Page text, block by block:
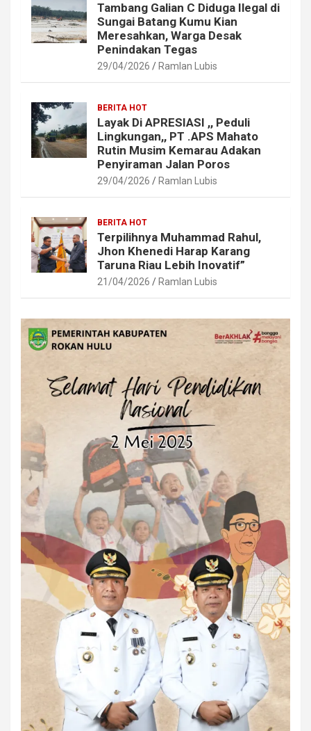
Tambang Galian C Diduga Ilegal di
Sungai Batang Kumu Kian
Meresahkan, Warga Desak
Penindakan Tegas
29/04/2026 Ramlan Lubis
BERITA HOT
Layak Di APRESIASI ,, Peduli
Lingkungan,, PT .APS Mahato
Rutin Musim Kemarau Adakan
Penyiraman Jalan Poros
29/04/2026 Ramlan Lubis
BERITA HOT
Terpilihnya Muhammad Rahul,
Jhon Khenedi Harap Karang
Taruna Riau Lebih Inovatif”
21/04/2026 Ramlan Lubis